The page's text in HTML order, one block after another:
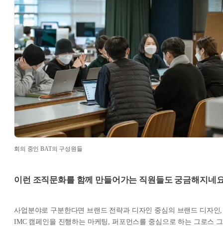
회의 중인 BAT의 구성원들
이런 조직문화를 함께 만들어가는 직원들도 궁금해지네
사업분야로 구분한다면 브랜드 전략과 디자인 중심의 브랜드 디자인,
IMC 캠페인을 진행하는 마케팅, 퍼포먼스를 중심으로 하는 그로스 그